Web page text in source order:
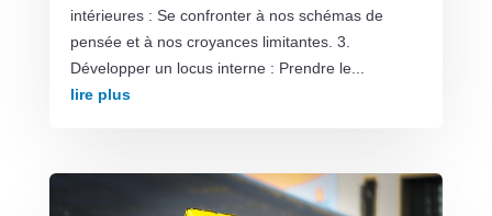
intérieures : Se confronter à nos schémas de
pensée et à nos croyances limitantes. 3.
Développer un locus interne : Prendre le...
lire plus